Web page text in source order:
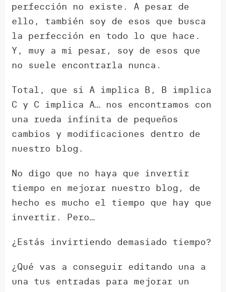
perfección no existe. A pesar de
ello, también soy de esos que busca
la perfección en todo lo que hace.
Y, muy a mi pesar, soy de esos que
no suele encontrarla nunca.
Total, que si A implica B, B implica
C y C implica A… nos encontramos con
una rueda infinita de pequeños
cambios y modificaciones dentro de
nuestro blog.
No digo que no haya que invertir
tiempo en mejorar nuestro blog, de
hecho es mucho el tiempo que hay que
invertir. Pero…
¿Estás invirtiendo demasiado tiempo?
¿Qué vas a conseguir editando una a
una tus entradas para mejorar un